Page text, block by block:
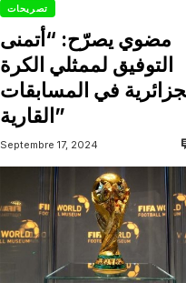
تصريحات
مضوي يصرّح: “أتمنى
التوفيق لممثلي الكرة
في المسابقات
القارية”
Septembre 17, 2024